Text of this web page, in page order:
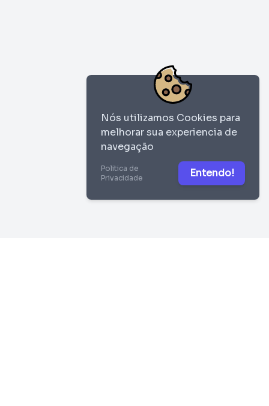
Nós utilizamos Cookies para
melhorar sua experiencia de
navegação
Politica de
Privacidade
Entendo!